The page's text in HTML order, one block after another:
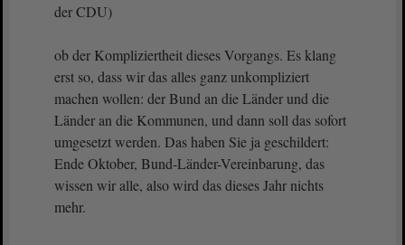
der CDU)
ob der Kompliziertheit dieses Vorgangs. Es klang
erst so, dass wir das alles ganz unkompliziert
machen wollen: der Bund an die Länder und die
Länder an die Kommunen, und dann soll das sofort
umgesetzt werden. Das haben Sie ja geschildert:
Ende Oktober, Bund-Länder-Vereinbarung, das
wissen wir alle, also wird das dieses Jahr nichts
mehr.